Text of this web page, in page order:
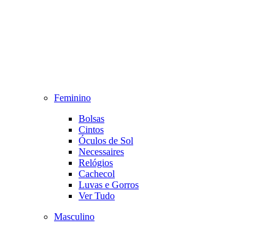
Feminino
Bolsas
Cintos
Óculos de Sol
Necessaires
Relógios
Cachecol
Luvas e Gorros
Ver Tudo
Masculino